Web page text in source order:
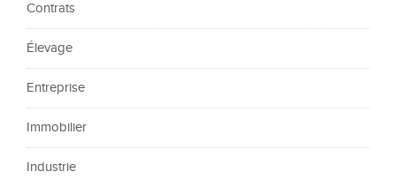
Contrats
Élevage
Entreprise
Immobilier
Industrie